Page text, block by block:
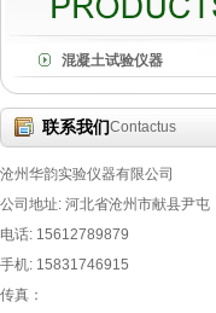
混凝土试验仪器
联系我们Contactus
沧州华韵实验仪器有限公司
公司地址: 河北省沧州市献县尹屯
电话: 15612789879
手机: 15831746915
传真：